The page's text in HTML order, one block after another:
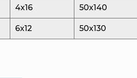
4х16 50х140
6х12 50х130